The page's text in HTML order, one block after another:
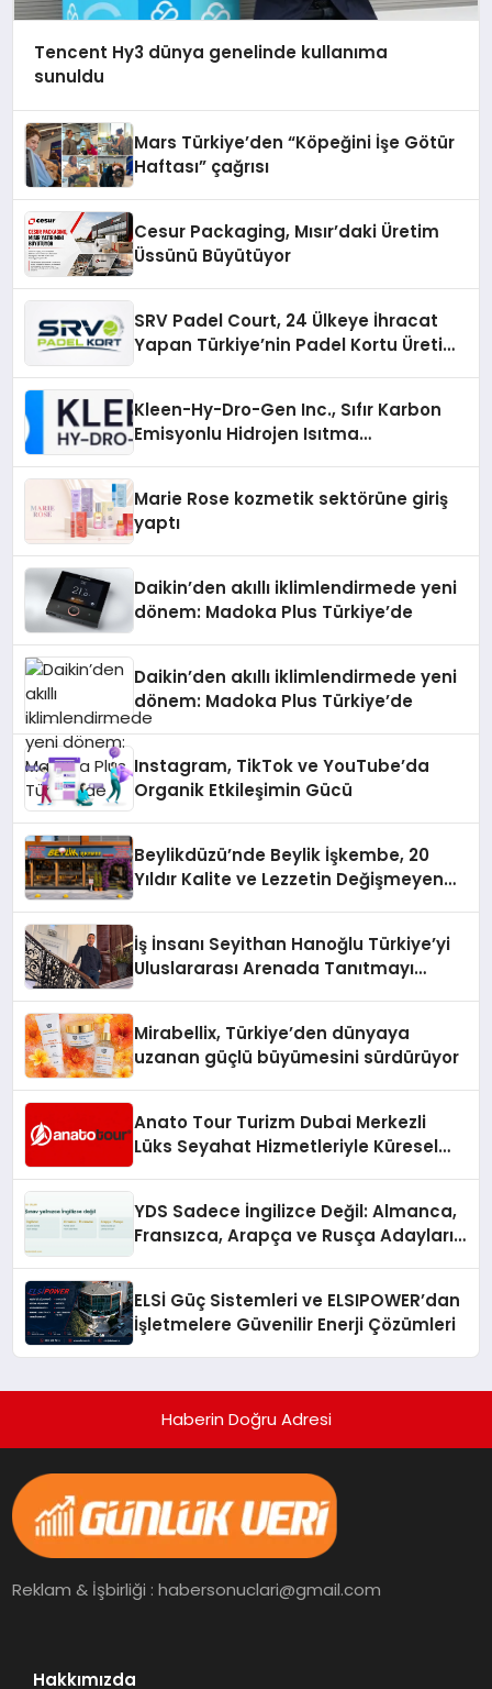
Tencent Hy3 dünya genelinde kullanıma
sunuldu
Mars Türkiye’den “Köpeğini İşe Götür
Haftası” çağrısı
Cesur Packaging, Mısır’daki Üretim
Üssünü Büyütüyor
SRV Padel Court, 24 Ülkeye İhracat
Yapan Türkiye’nin Padel Kortu Üretim
Kleen-Hy-Dro-Gen Inc., Sıfır Karbon
Emisyonlu Hidrojen Isıtma
Marie Rose kozmetik sektörüne giriş
yaptı
Daikin’den akıllı iklimlendirmede yeni
dönem: Madoka Plus Türkiye’de
Daikin’den akıllı iklimlendirmede yeni
dönem: Madoka Plus Türkiye’de
Instagram, TikTok ve YouTube’da
Organik Etkileşimin Gücü
Beylikdüzü’nde Beylik İşkembe, 20
Yıldır Kalite ve Lezzetin Değişmeyen
İş İnsanı Seyithan Hanoğlu Türkiye’yi
Uluslararası Arenada Tanıtmayı
Mirabellix, Türkiye’den dünyaya
uzanan güçlü büyümesini sürdürüyor
Anato Tour Turizm Dubai Merkezli
Lüks Seyahat Hizmetleriyle Küresel
YDS Sadece İngilizce Değil: Almanca,
Fransızca, Arapça ve Rusça Adayları
ELSİ Güç Sistemleri ve ELSIPOWER’dan
İşletmelere Güvenilir Enerji Çözümleri
Haberin Doğru Adresi
Reklam & İşbirliği : habersonuclari@gmail.com
Hakkımızda